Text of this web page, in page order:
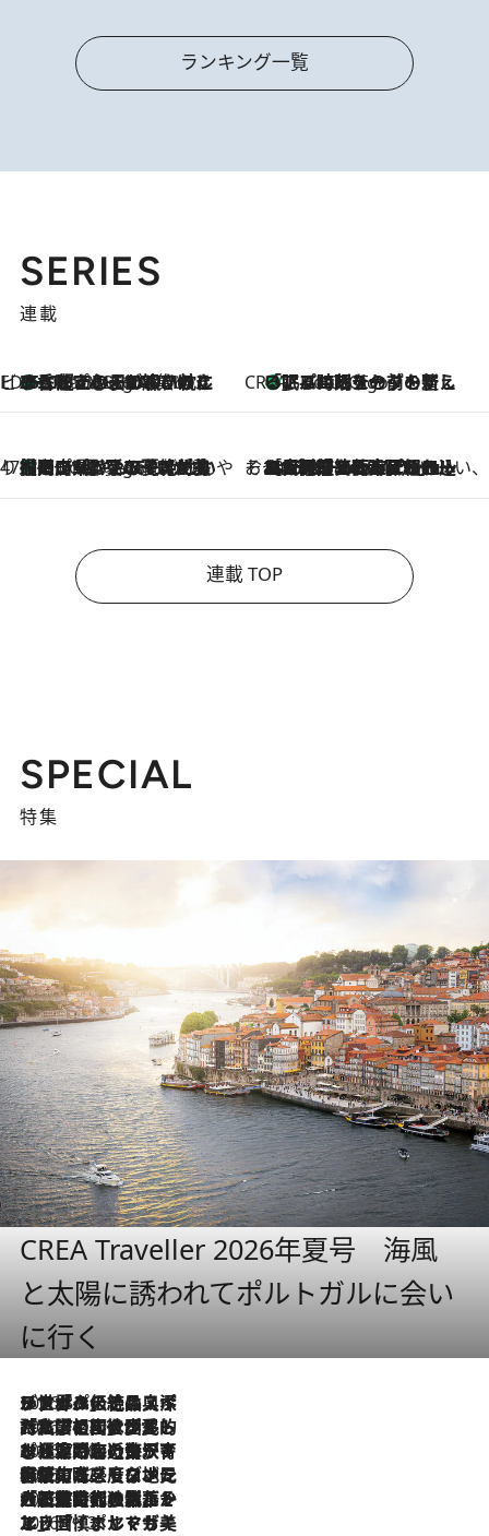
ランキング一覧
SERIES
連載
ビューティいいもの集め EDITORS' BEST
2 Hours Ago
35℃超えの日の夜、枕にひと吹き！ BAUMのルームスプレーが、ひのきの香りで心まで解きほぐす CREA'S CHOICE
2 Hours Ago
「眠る時刻をセットする」——眠りの前を整える、バルミューダの新しいアプローチ
47都道府県の手みやげ ひんやりスイーツで夏を満喫
2 Hours Ago
【岡山県】この夏絶対食べたい 冷やしておいしいおやつ3選 フルーツが主役のプリンやアイスが勢揃い そおだよおこの関西おいしい、おやつ紀行
2026.8.9
［大阪府箕面市］一皿一皿目の前で仕上げられる、料理を巧みに組み込んだアシェットデセールコース「ミチル アシェット デセール（Michiru assiette dessert）」
連載 TOP
SPECIAL
特集
CREA Traveller 2026年夏号 海風
と太陽に誘われてポルトガルに会い
に行く
2026.8.8
リスボンの絶品スイーツ「パステル・デ・ナタ」とは？ポルトガル伝統の奥深い世界へ
2026.7.27
「私の祖国はポルトガル語です」国民的詩人フェルナンド・ペソアと、彼が愛した文学の街を歩く
2026.7.26
ポルトガル近海が育む極上の海の幸。キリリと冷えた白ワインと愉しむ、シーフード専門店の贅沢
2026.7.22
伝統の味をモダンに昇華。高感度な地元客が集う、リスボンの最旬ガストロノミー
2026.7.21
大航海時代の栄華から、震災、独裁、そして革命へ。ポルトガル・首都リスボンの石畳に刻まれた「歴史の光と影」
2026.7.13
エッセイ・ヤマザキマリ「慎ましくも美しき国 ポルトガル」